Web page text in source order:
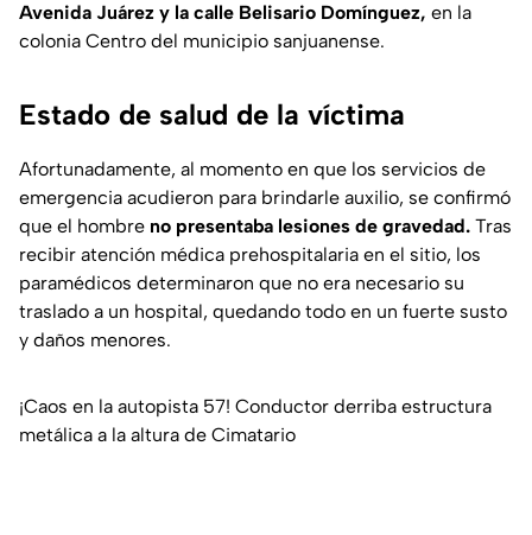
Avenida Juárez y la calle Belisario Domínguez, en la
colonia Centro del municipio sanjuanense.
Estado de salud de la víctima
Afortunadamente, al momento en que los servicios de
emergencia acudieron para brindarle auxilio, se confirmó
que el hombre no presentaba lesiones de gravedad. Tras
recibir atención médica prehospitalaria en el sitio, los
paramédicos determinaron que no era necesario su
traslado a un hospital, quedando todo en un fuerte susto
y daños menores.
¡Caos en la autopista 57! Conductor derriba estructura
metálica a la altura de Cimatario